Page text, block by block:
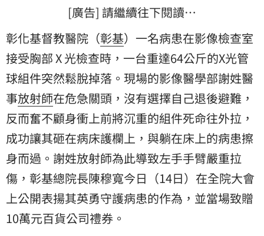
[廣告] 請繼續往下閱讀…
彰化基督教醫院（彰基）一名病患在影像檢查室
接受胸部 X 光檢查時，一台重達64公斤的X光管
球組件突然鬆脫掉落。現場的影像醫學部謝姓醫
事放射師在危急關頭，沒有選擇自己退後避難，
反而奮不顧身衝上前將沉重的組件死命往外拉，
成功讓其砸在病床護欄上，與躺在床上的病患擦
身而過。謝姓放射師為此導致左手手臂嚴重拉
傷，彰基總院長陳穆寬今日（14日）在全院大會
上公開表揚其英勇守護病患的作為，並當場致贈
10萬元百貨公司禮券。